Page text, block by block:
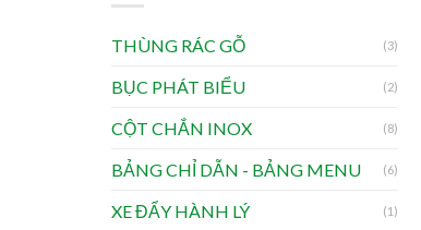
THÙNG RÁC GỖ (3)
BỤC PHÁT BIỂU (2)
CỘT CHẮN INOX (8)
BẢNG CHỈ DẪN - BẢNG MENU (6)
XE ĐẨY HÀNH LÝ (1)